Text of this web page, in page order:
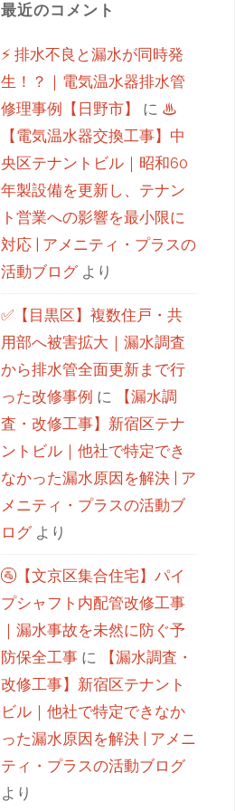
最近のコメント
⚡ 排水不良と漏水が同時発
生！？｜電気温水器排水管
修理事例【日野市】
に ♨
【電気温水器交換工事】中
央区テナントビル｜昭和60
年製設備を更新し、テナン
ト営業への影響を最小限に
対応 | アメニティ・プラスの
活動ブログより
✅【目黒区】複数住戸・共
用部へ被害拡大｜漏水調査
から排水管全面更新まで行
った改修事例 に
【漏水調
査・改修工事】新宿区テナ
ントビル｜他社で特定でき
なかった漏水原因を解決 | ア
メニティ・プラスの活動ブ
ログより
🚰【文京区集合住宅】パイ
プシャフト内配管改修工事
｜漏水事故を未然に防ぐ予
防保全工事 に
【漏水調査・
改修工事】新宿区テナント
ビル｜他社で特定できなか
った漏水原因を解決 | アメニ
ティ・プラスの活動ブログ
より